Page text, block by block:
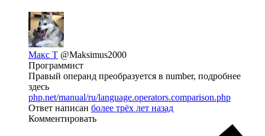
Макс Т @Maksimus2000
Программист
Правый операнд преобразуется в number, подробнее
здесь
php.net/manual/ru/language.operators.comparison.php
Ответ написан более трёх лет назад
Комментировать